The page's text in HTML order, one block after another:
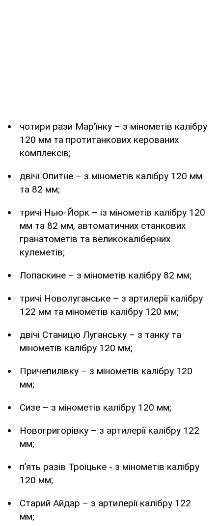
чотири рази Мар'їнку – з мінометів калібру
120 мм та протитанкових керованих
комплексів;
двічі Опитне – з мінометів калібру 120 мм
та 82 мм;
тричі Нью-Йорк – із мінометів калібру 120
мм та 82 мм, автоматичних станкових
гранатометів та великокаліберних
кулеметів;
Лопаскине – з мінометів калібру 82 мм;
тричі Новолуганське – з артилерії калібру
122 мм та мінометів калібру 120 мм;
двічі Станицю Луганську – з танку та
мінометів калібру 120 мм;
Причепилівку – з мінометів калібру 120
мм;
Сизе – з мінометів калібру 120 мм;
Новогригорівку – з артилерії калібру 122
мм;
п’ять разів Троїцьке - з мінометів калібру
120 мм;
Старий Айдар – з артилерії калібру 122
мм;